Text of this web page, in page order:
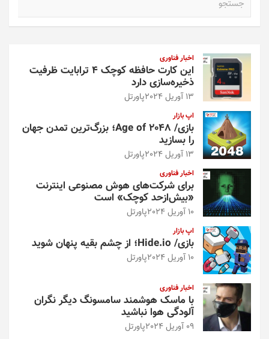
اخبار فناوری
این کارت حافظه کوچک ۴ ترابایت ظرفیت
ذخیره‌سازی دارد
13 آوریل 2024 پاورتل
اپ بازار
بازی/ Age of 2048؛ بزرگ‌ترین تمدن جهان
را بسازید
13 آوریل 2024 پاورتل
اخبار فناوری
برای شرکت‌های هوش مصنوعی اینترنت
«بیش‌از‌حد کوچک» است
10 آوریل 2024 پاورتل
اپ بازار
بازی/ Hide.io؛ از چشم بقیه پنهان شوید
10 آوریل 2024 پاورتل
اخبار فناوری
با ماسک هوشمند سامسونگ دیگر نگران
آلودگی هوا نباشید
09 آوریل 2024 پاورتل